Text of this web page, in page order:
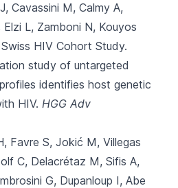
Cavassini M, Calmy A,
L, Zamboni N, Kouyos
HIV Cohort Study.
study of untargeted
identifies host genetic
HIV. HGG Adv
Favre S, Jokić M, Villegas
C, Delacrétaz M, Sifis A,
G, Dupanloup I, Abe